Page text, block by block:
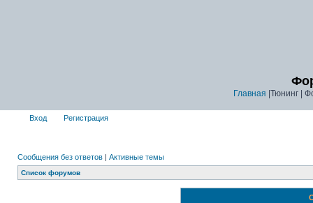
Главная |Тюнинг |
Вход Регистрация
Сообщения без ответов | Активные темы
Список форумов